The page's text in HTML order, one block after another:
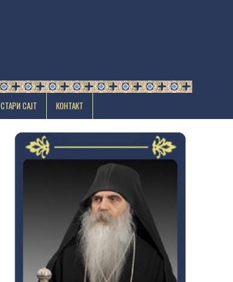
СТАРИ САЈТ КОНТАКТ